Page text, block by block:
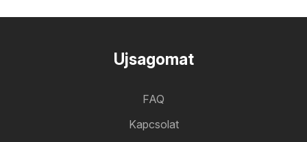
Ujsagomat
FAQ
Kapcsolat